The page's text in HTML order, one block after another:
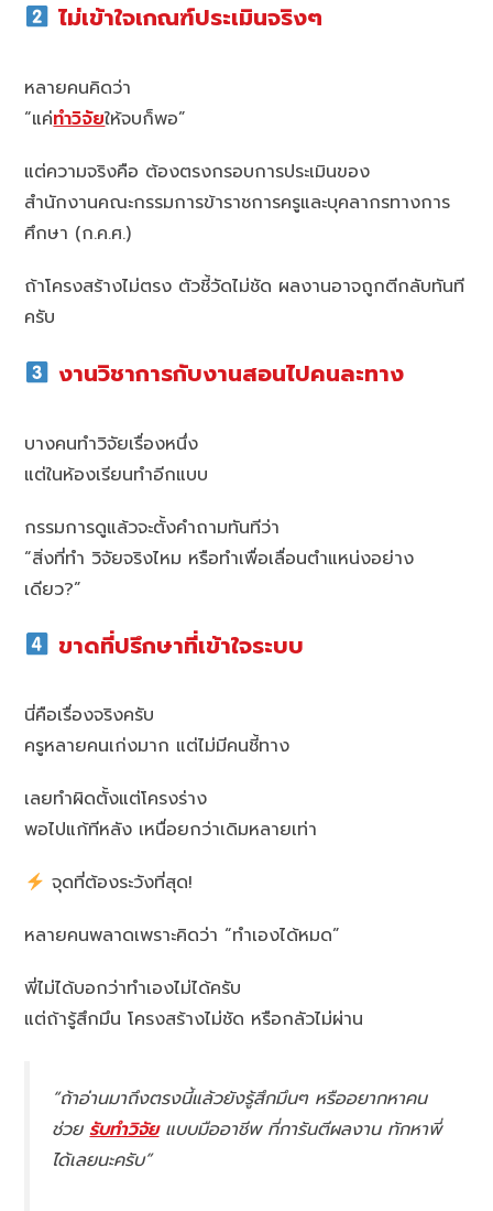
ไม่เข้าใจเกณฑ์ประเมินจริงๆ
หลายคนคิดว่า
“แค่ทำวิจัยให้จบก็พอ”
แต่ความจริงคือ ต้องตรงกรอบการประเมินของ
สำนักงานคณะกรรมการข้าราชการครูและบุคลากรทางการ
ศึกษา (ก.ค.ศ.)
ถ้าโครงสร้างไม่ตรง ตัวชี้วัดไม่ชัด ผลงานอาจถูกตีกลับทันที
ครับ
งานวิชาการกับงานสอนไปคนละทาง
บางคนทำวิจัยเรื่องหนึ่ง
แต่ในห้องเรียนทำอีกแบบ
กรรมการดูแล้วจะตั้งคำถามทันทีว่า
“สิ่งที่ทำ วิจัยจริงไหม หรือทำเพื่อเลื่อนตำแหน่งอย่าง
เดียว?”
ขาดที่ปรึกษาที่เข้าใจระบบ
นี่คือเรื่องจริงครับ
ครูหลายคนเก่งมาก แต่ไม่มีคนชี้ทาง
เลยทำผิดตั้งแต่โครงร่าง
พอไปแก้ทีหลัง เหนื่อยกว่าเดิมหลายเท่า
จุดที่ต้องระวังที่สุด!
หลายคนพลาดเพราะคิดว่า “ทำเองได้หมด”
พี่ไม่ได้บอกว่าทำเองไม่ได้ครับ
แต่ถ้ารู้สึกมึน โครงสร้างไม่ชัด หรือกลัวไม่ผ่าน
“ถ้าอ่านมาถึงตรงนี้แล้วยังรู้สึกมึนๆ หรืออยากหาคน
ช่วยรับทำวิจัยแบบมืออาชีพ ที่การันตีผลงาน ทักหาพี่
ได้เลยนะครับ”